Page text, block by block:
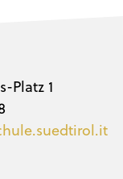
Platz 1